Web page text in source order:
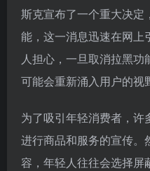
斯克宣布了一个重大决定
能，这一消息迅速在网上
人担心，一旦取消拉黑
可能会重新涌入用户的视
为了吸引年轻消费者，
进行商品和服务的宣传。
容，年轻人往往会选择屏